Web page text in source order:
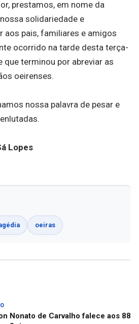
prestamos, em nome da
solidariedade e
aos pais, familiares e amigos
ocorrido na tarde desta terça-
que terminou por abreviar as
oeirenses.
nossa palavra de pesar e
Lopes
oeiras
Nonato de Carvalho falece aos 88